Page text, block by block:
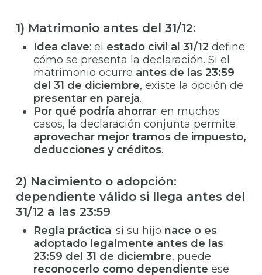
1) Matrimonio antes del 31/12:
Idea clave: el estado civil al 31/12 define
cómo se presenta la declaración. Si el
matrimonio ocurre antes de las 23:59
del 31 de diciembre, existe la opción de
presentar en pareja.
Por qué podría ahorrar: en muchos
casos, la declaración conjunta permite
aprovechar mejor tramos de impuesto,
deducciones y créditos.
2) Nacimiento o adopción:
dependiente válido si llega antes del
31/12 a las 23:59
Regla práctica: si su hijo nace o es
adoptado legalmente antes de las
23:59 del 31 de diciembre, puede
reconocerlo como dependiente ese